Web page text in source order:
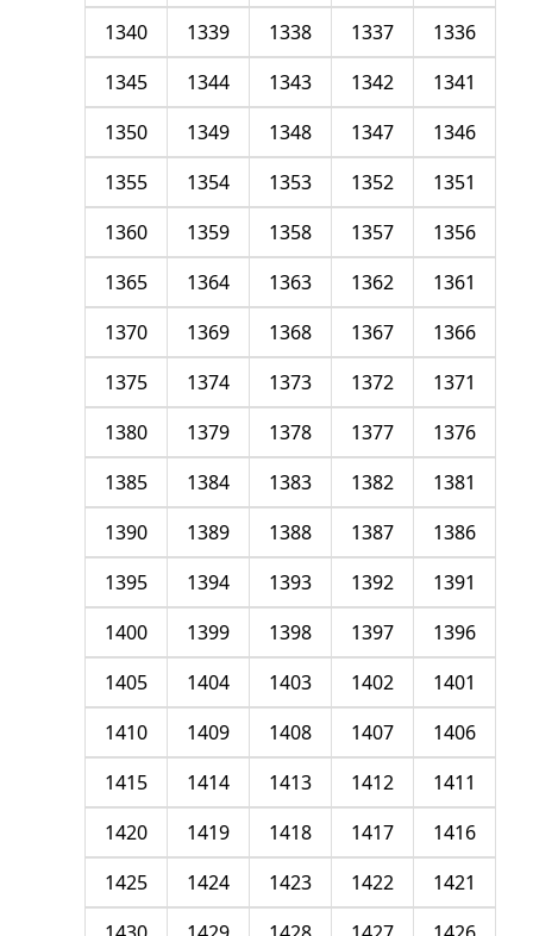
1336
1337
1338
1339
1340
1341
1342
1343
1344
1345
1346
1347
1348
1349
1350
1351
1352
1353
1354
1355
1356
1357
1358
1359
1360
1361
1362
1363
1364
1365
1366
1367
1368
1369
1370
1371
1372
1373
1374
1375
1376
1377
1378
1379
1380
1381
1382
1383
1384
1385
1386
1387
1388
1389
1390
1391
1392
1393
1394
1395
1396
1397
1398
1399
1400
1401
1402
1403
1404
1405
1406
1407
1408
1409
1410
1411
1412
1413
1414
1415
1416
1417
1418
1419
1420
1421
1422
1423
1424
1425